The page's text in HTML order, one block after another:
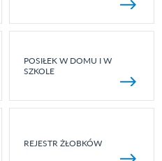
POSIŁEK W DOMU I W
SZKOLE
REJESTR ŻŁOBKÓW